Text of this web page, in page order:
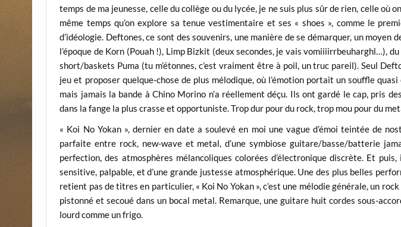
temps de ma jeunesse, celle du collège ou du lycée, je ne suis plus sûr de rien, celle où
même temps qu’on explore sa tenue vestimentaire et ses « shoes », comme le
d’idéologie. Deftones, ce sont des souvenirs, une manière de se démarquer, un moyen
l’époque de Korn (Pouah !), Limp Bizkit (deux secondes, je vais vomiiiirrbeuharghl…),
short/baskets Puma (tu m’étonnes, c’est vraiment être à poil, un truc pareil). Seul
jeu et proposer quelque-chose de plus mélodique, où l’émotion portait un souffle
mais jamais la bande à Chino Morino n’a réellement déçu. Ils ont gardé le cap, pris
dans la fange la plus crasse et opportuniste. Trop dur pour du rock, trop mou pour du
« Koi No Yokan », dernier en date a soulevé en moi une vague d’émoi teintée de
parfaite entre rock, new-wave et metal, d’une symbiose guitare/basse/batterie
perfection, des atmosphères mélancoliques colorées d’électronique discrète. Et
sensitive, palpable, et d’une grande justesse atmosphérique. Une des plus belles
retient pas de titres en particulier, « Koi No Yokan », c’est une mélodie générale, un
pistonné et secoué dans un bocal metal. Remarque, une guitare huit cordes sous-
lourd comme un frigo.